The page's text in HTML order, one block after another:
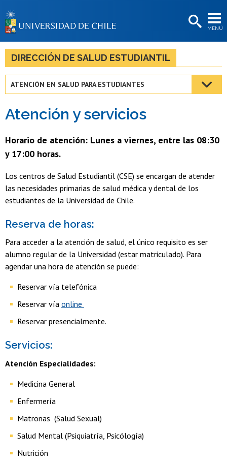
MENÚ
BIBLIOTECAS
LA UNIVERSIDAD
Estudiantes
Académicas/os
Funcionarias/os
DIRECCIÓN DE SALUD ESTUDIANTIL
ATENCIÓN EN SALUD PARA ESTUDIANTES
Atención y servicios
Horario de atención: Lunes a viernes, entre las 08:30
y 17:00 horas.
Los centros de Salud Estudiantil (CSE) se encargan de atender
las necesidades primarias de salud médica y dental de los
estudiantes de la Universidad de Chile.
Reserva de horas:
Para acceder a la atención de salud, el único requisito es ser
alumno regular de la Universidad (estar matriculado). Para
agendar una hora de atención se puede:
Reservar vía telefónica
Reservar vía online
Reservar presencialmente.​
Servicios:
Atención Especialidades:
Medicina General
Enfermería
Matronas (Salud Sexual)
Salud Mental (Psiquiatría, Psicólogía)
Nutrición